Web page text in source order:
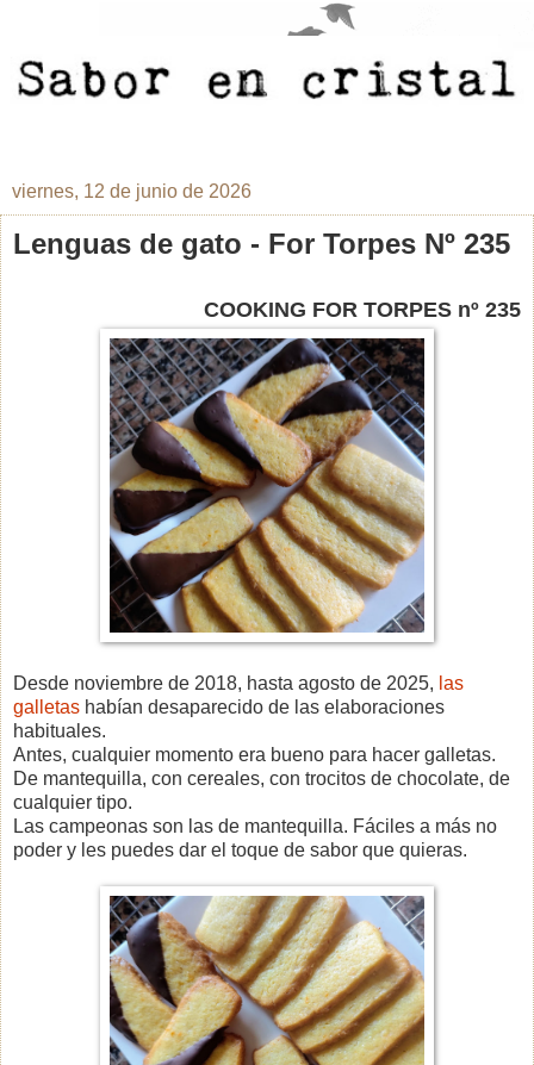
viernes, 12 de junio de 2026
Lenguas de gato - For Torpes Nº 235
COOKING FOR TORPES nº 235
Desde noviembre de 2018, hasta agosto de 2025, las
galletas habían desaparecido de las elaboraciones
habituales.
Antes, cualquier momento era bueno para hacer galletas.
De mantequilla, con cereales, con trocitos de chocolate, de
cualquier tipo.
Las campeonas son las de mantequilla. Fáciles a más no
poder y les puedes dar el toque de sabor que quieras.